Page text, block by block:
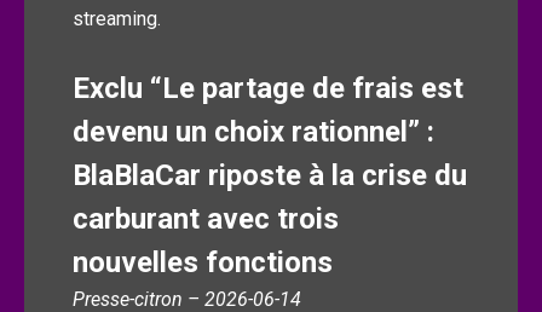
streaming.
Exclu “Le partage de frais est
devenu un choix rationnel” :
BlaBlaCar riposte à la crise du
carburant avec trois
nouvelles fonctions
Presse-citron – 2026-06-14